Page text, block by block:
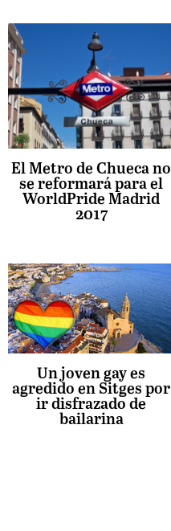
El Metro de Chueca no
se reformará para el
WorldPride Madrid
2017
Un joven gay es
agredido en Sitges por
ir disfrazado de
bailarina